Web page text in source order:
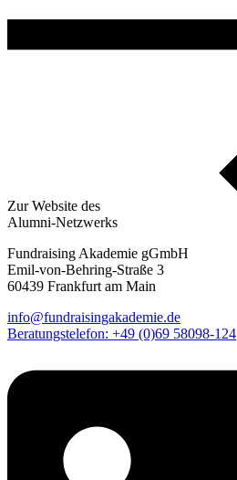
Zur Website des
Alumni-Netzwerks
Fundraising Akademie gGmbH
Emil-von-Behring-Straße 3
60439 Frankfurt am Main
info@fundraisingakademie.de
Beratungstelefon: +49 (0)69 58098-124